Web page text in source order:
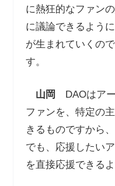
に熱狂的なファン
に議論できるよう
が生まれていくの
す。
山岡 DAOはア
ファンを、特定の
きるものですから
でも、応援したい
を直接応援できる